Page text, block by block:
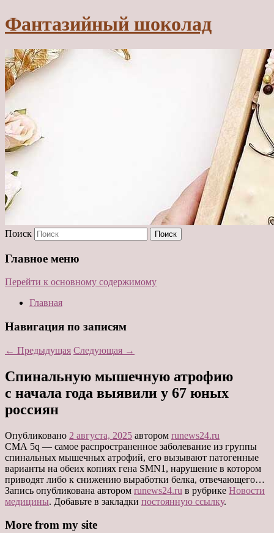
Фантазийный шоколад
Поиск
Главное меню
Перейти к основному содержимому
Главная
Навигация по записям
← Предыдущая Следующая →
Спинальную мышечную атрофию
с начала года выявили у 67 юных
россиян
Опубликовано 2 августа, 2025 автором runews24.ru
СМА 5q — самое распространенное заболевание из группы
спинальных мышечных атрофий, его вызывают патогенные
варианты на обеих копиях гена SMN1, нарушение в котором
приводят либо к снижению выработки белка, отвечающего…
Запись опубликована автором runews24.ru в рубрике Новости
медицины. Добавьте в закладки постоянную ссылку.
More from my site